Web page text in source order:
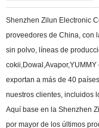
Shenzhen Zilun Electronic
proveedores de China, con
sin polvo, líneas de
exportan a más de 40
nuestros clientes, incluidos
Aquí base en la Shenzhen
por mayor de los últimos